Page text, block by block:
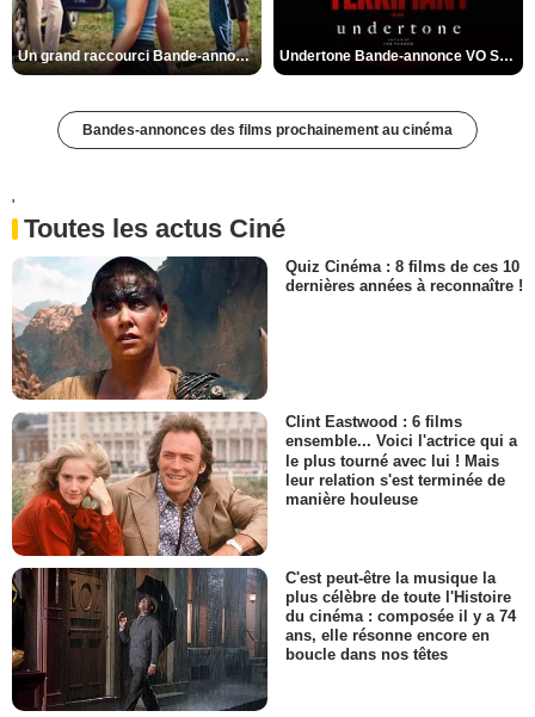
Un grand raccourci Bande-annonce VF Undertone Bande-annonce VO STFR
Bandes-annonces des films prochainement au cinéma
'
Toutes les actus Ciné
Quiz Cinéma : 8 films de ces 10
dernières années à reconnaître !
Clint Eastwood : 6 films
ensemble... Voici l'actrice qui a
le plus tourné avec lui ! Mais
leur relation s'est terminée de
manière houleuse
C'est peut-être la musique la
plus célèbre de toute l'Histoire
du cinéma : composée il y a 74
ans, elle résonne encore en
boucle dans nos têtes